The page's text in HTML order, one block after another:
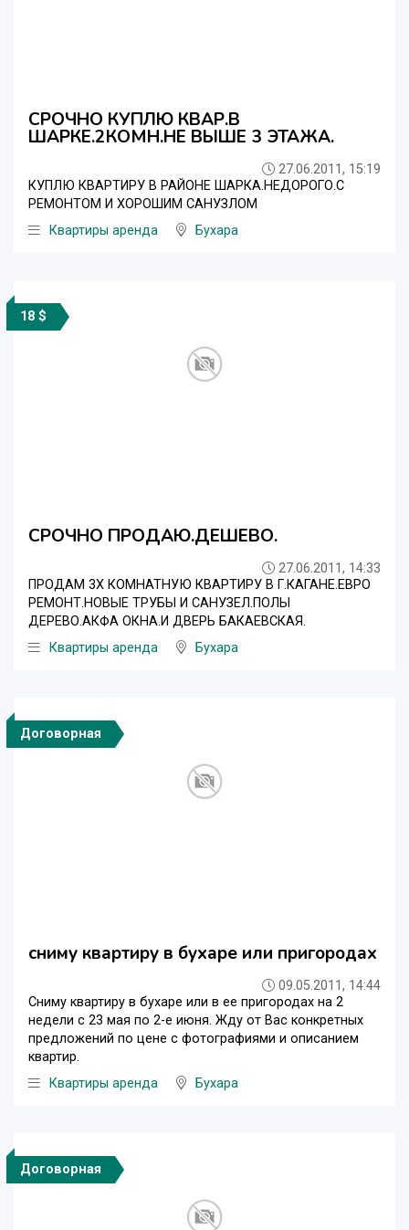
СРОЧНО КУПЛЮ КВАР.В
ШАРКЕ.2КОМН.НЕ ВЫШЕ 3 ЭТАЖА.
27.06.2011, 15:19
КУПЛЮ КВАРТИРУ В РАЙОНЕ ШАРКА.НЕДОРОГО.С
РЕМОНТОМ И ХОРОШИМ САНУЗЛОМ
Квартиры аренда
Бухара
18 $
СРОЧНО ПРОДАЮ.ДЕШЕВО.
27.06.2011, 14:33
ПРОДАМ 3Х КОМНАТНУЮ КВАРТИРУ В Г.КАГАНЕ.ЕВРО
РЕМОНТ.НОВЫЕ ТРУБЫ И САНУЗЕЛ.ПОЛЫ
ДЕРЕВО.АКФА ОКНА.И ДВЕРЬ БАКАЕВСКАЯ.
Квартиры аренда
Бухара
Договорная
сниму квартиру в бухаре или пригородах
09.05.2011, 14:44
Сниму квартиру в бухаре или в ее пригородах на 2
недели с 23 мая по 2-е июня. Жду от Вас конкретных
предложений по цене с фотографиями и описанием
квартир.
Квартиры аренда
Бухара
Договорная